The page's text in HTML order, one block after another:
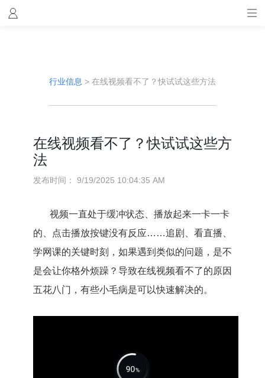
行业信息 > 在线视频看不了？快试试这些方法
在线视频看不了？快试试这些方
法
发布时间： 9/19/2025 10:04:35 AM
视频一直处于缓冲状态、播放起来一卡一卡
的、点击播放按键没有反应……追剧、看直播、
学网课的关键时刻，如果遇到类似的问题，是不
是会让你格外烦躁？导致在线视频看不了的原因
五花八门，有些小毛病是可以快速解决的。